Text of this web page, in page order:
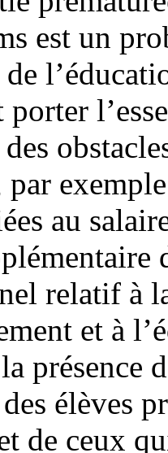
est un
par
au
relatif à
et à
présence
élèves
de ceux